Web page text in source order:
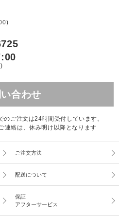
合わせ
ご注文は24時間受付しています。
連絡は、休み明け以降となります
ご注文方法
配送について
保証
アフターサービス